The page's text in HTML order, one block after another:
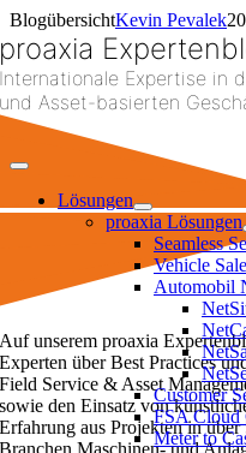
Skip
to
content
Toggle
NavigationLösungen
proaxia Lösungen
Seamless
Vehicle
Automobil
Customer
FSA Cloud
Meter to
BlogübersichtKevin Pevalek
proaxia
Internationale Expertise in
und Asset-basierten
Auf unserem proaxia
Experten über Best Practices
Field Service & Asset
sowie den Einsatz von
Erfahrung aus Projekten in